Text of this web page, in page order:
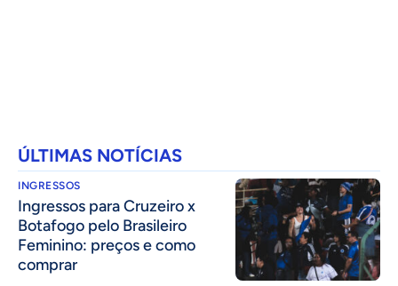
ÚLTIMAS NOTÍCIAS
INGRESSOS
Ingressos para Cruzeiro x
Botafogo pelo Brasileiro
Feminino: preços e como
comprar